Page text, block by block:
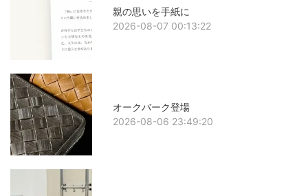
親の思いを手紙に
2026-08-07 00:13:22
オークバーク登場
2026-08-06 23:49:20